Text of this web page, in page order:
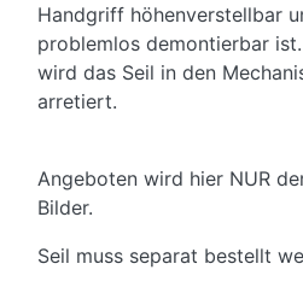
Handgriff höhenverstellbar
problemlos demontierbar
wird das Seil in den
arretiert.
Angeboten wird hier NUR
Bilder.
Seil muss separat bestellt